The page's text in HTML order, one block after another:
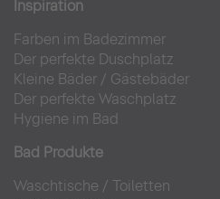
Inspiration
Farben im Badezimmer
Der perfekte Duschplatz
Kleine Bäder / Gästebäder
Der perfekte Waschplatz
Hygiene im Bad
Bad Produkte
Waschtische / Toiletten